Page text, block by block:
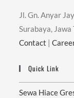
Jl. Gn. Anyar
Surabaya,
Contact |
Quick Link
Sewa Hiace